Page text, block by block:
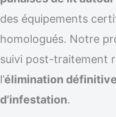
des équipements
homologués. Notre
suivi post-traitement
l’élimination définitive
d’infestation.